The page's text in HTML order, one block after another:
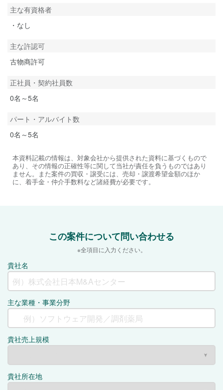
主な有資格者
・なし
主な許認可
古物商許可
正社員・契約社員数
0名～5名
パート・アルバイト数
0名～5名
本資料記載の情報は、対象会社から提供された資料に基づくもので
あり、その情報の正確性等に関して当社が責任を負うものではあり
ません。また案件の買収・譲受には、売却・譲渡希望金額のほか
に、着手金・仲介手数料など諸経費が必要です。